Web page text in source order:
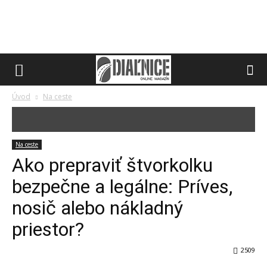
Úvod Na ceste
Na ceste
Ako prepraviť štvorkolku
bezpečne a legálne: Príves,
nosič alebo nákladný
priestor?
2509